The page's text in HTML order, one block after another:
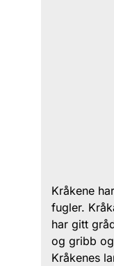
Kråkene
fugler.
har gitt
og gribb
Kråkenes